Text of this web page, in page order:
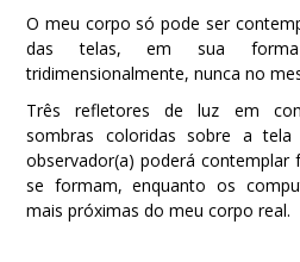
O meu corpo só pode ser
das telas, em sua forma
tridimensionalmente, nunca no
Três refletores de luz em
sombras coloridas sobre a
observador(a) poderá contemplar
se formam, enquanto os
mais próximas do meu corpo real.